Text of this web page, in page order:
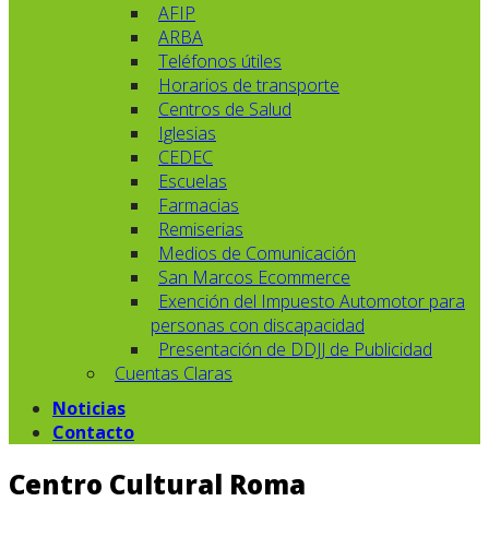
AFIP
ARBA
Teléfonos útiles
Horarios de transporte
Centros de Salud
Iglesias
CEDEC
Escuelas
Farmacias
Remiserias
Medios de Comunicación
San Marcos Ecommerce
Exención del Impuesto Automotor para
personas con discapacidad
Presentación de DDJJ de Publicidad
Cuentas Claras
Noticias
Contacto
Centro Cultural Roma